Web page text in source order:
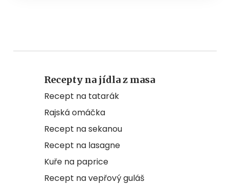
Recepty na jídla z masa
Recept na tatarák
Rajská omáčka
Recept na sekanou
Recept na lasagne
Kuře na paprice
Recept na vepřový guláš